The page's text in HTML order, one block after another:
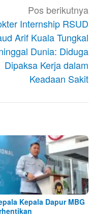
Pos berikutnya
Internship RSUD
Arif Kuala Tungkal
Dunia: Diduga
Dipaksa Kerja dalam
Keadaan Sakit
Kepala Dapur MBG